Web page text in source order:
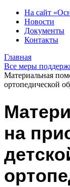
На сайт
Новости
Документы
Контакты
Главная
Все меры
Материальная
ортопедической
на